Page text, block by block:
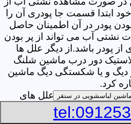
ابتدا قسمت جا پودری آن را
پودر در آن اطمینان حاصل
نشتی آب می تواند از پر بودن
پودر باشد.از دیگر علل ها
دور درب ماشین شلنگ
دیگ و یا شکستگی دیگ ماشین
کرد.
یکی از بیشترین علل های
توسط ماشین های
دیگ آن ها بیش از حد ظرفیت
ماشین لباسشویی در سنقر